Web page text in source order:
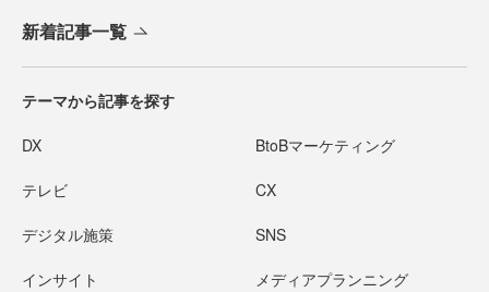
新着記事一覧
テーマから記事を探す
DX BtoBマーケティング
テレビ CX
デジタル施策 SNS
インサイト メディアプランニング